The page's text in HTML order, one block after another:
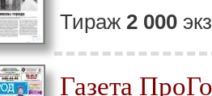
Тираж 2 000
Газета